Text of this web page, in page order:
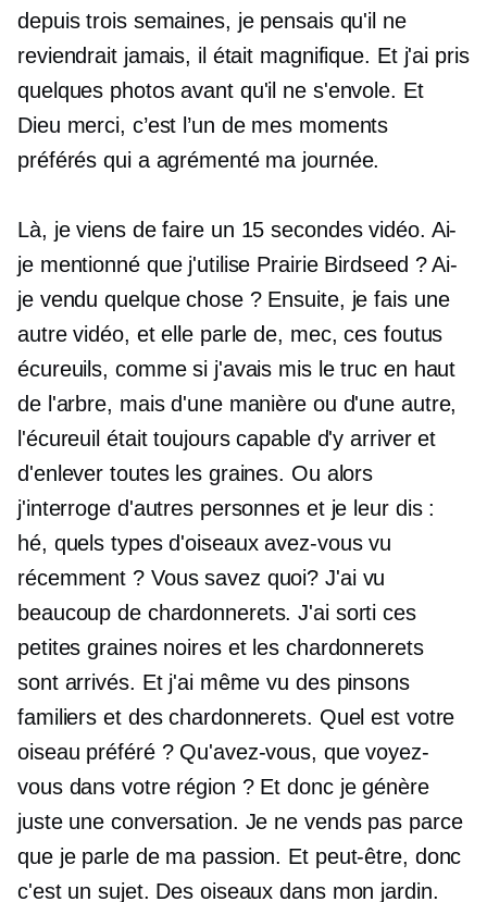
depuis trois semaines, je pensais qu'il ne
reviendrait jamais, il était magnifique. Et j'ai pris
quelques photos avant qu'il ne s'envole. Et
Dieu merci, c’est l’un de mes moments
préférés qui a agrémenté ma journée.
Là, je viens de faire un 15 secondesvidéo. Ai-
je mentionné que j'utilise Prairie Birdseed ? Ai-
je vendu quelque chose ? Ensuite, je fais une
autre vidéo, et elle parle de, mec, ces foutus
écureuils, comme si j'avais mis le truc en haut
de l'arbre, mais d'une manière ou d'une autre,
l'écureuil était toujours capable d'y arriver et
d'enlever toutes les graines. Ou alors
j'interroge d'autres personnes et je leur dis :
hé, quels types d'oiseaux avez-vous vu
récemment ? Vous savez quoi? J'ai vu
beaucoup de chardonnerets. J'ai sorti ces
petites graines noires et les chardonnerets
sont arrivés. Et j'ai même vu des pinsons
familiers et des chardonnerets. Quel est votre
oiseau préféré ? Qu'avez-vous, que voyez-
vous dans votre région ? Et donc je génère
juste une conversation. Je ne vends pas parce
que je parle de ma passion. Et peut-être, donc
c'est un sujet. Des oiseaux dans mon jardin.